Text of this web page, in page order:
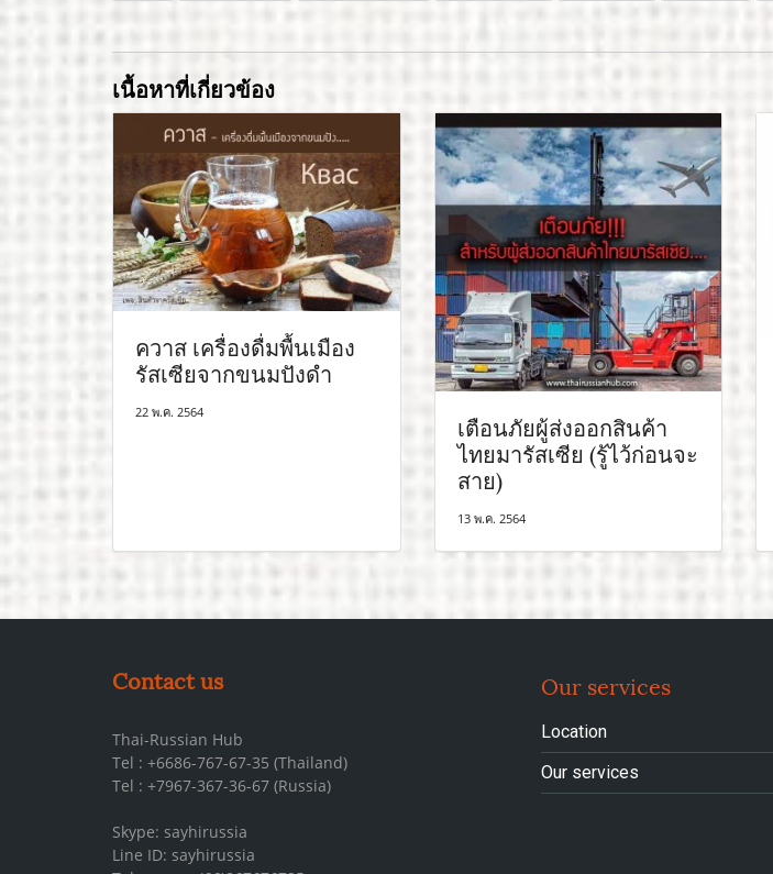
เนื้อหาที่เกี่ยวข้อง
ควาส เครื่องดื่มพื้นเมือง
รัสเซียจากขนมปังดำ
22 พ.ค. 2564
เตือนภัยผู้ส่งออกสินค้า
ไทยมารัสเซีย (รู้ไว้ก่อนจะ
สาย)
13 พ.ค. 2564
Contact us
Thai-Russian Hub
Tel : +6686-767-67-35 (Thailand)
Tel : +7967-367-36-67 (Russia)
Skype: sayhirussia
Line ID: sayhirussia
Our services
Location
Our services